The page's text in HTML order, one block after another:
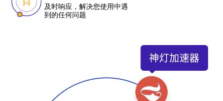
及时响应，解决您使用中遇
到的任何问题